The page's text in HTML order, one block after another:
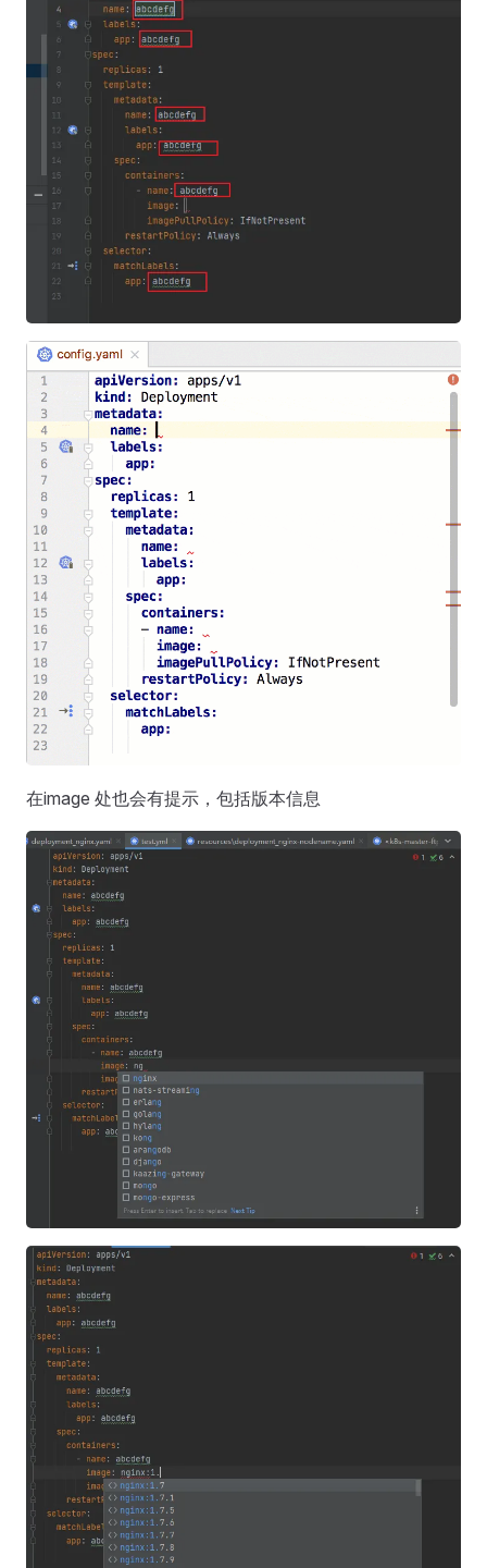
在image 处也会有提示，包括版本信息